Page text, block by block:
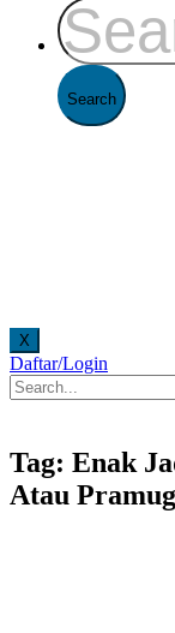
X
Daftar/Login
Tag: Enak
Atau